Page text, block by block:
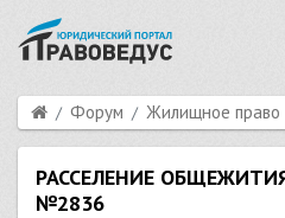
Форум Жилищное право
РАССЕЛЕНИЕ
№2836